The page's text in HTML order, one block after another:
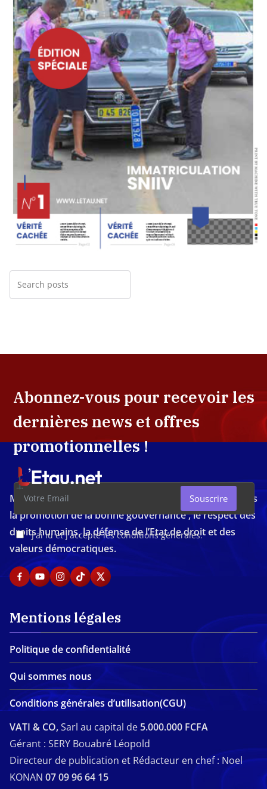
Abonnez-vous pour recevoir les
dernières news et offres
promotionnelles !
J'ai lu et j'accepte les conditions générales.
Souscrire
Média d'investigation ivoirien résolument engagé dans
la promotion de la bonne gouvernance , le respect des
droits humains, la défense de l’Etat de droit et des
valeurs démocratiques.
Mentions légales
Politique de confidentialité
Qui sommes nous
Conditions générales d’utilisation(CGU)
VATI & CO,Sarl au capital de 5.000.000 FCFA
Gérant : SERY Bouabré Léopold
Directeur de publication et Rédacteur en chef : Noel
KONAN 07 09 96 64 15